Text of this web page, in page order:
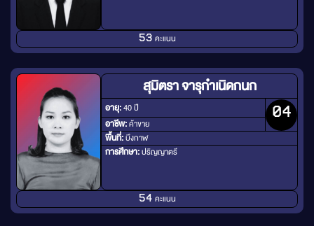
53 คะแนน
สุมิตรา จารุกำเนิดกนก
อายุ:40 ปี
อาชีพ:ค้าขาย
04
พื้นที่:บึงกาฬ
การศึกษา:ปริญญาตรี
54 คะแนน